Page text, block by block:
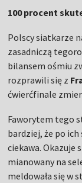
100 procent
Polscy siatkarze
zasadniczą
bilansem ośmiu
rozprawili się z
ćwierćfinale
Faworytem tego
bardziej, że po
ciekawa. Okazuje
mianowany na
meldowała się w